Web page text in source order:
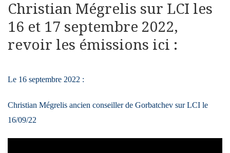
Christian Mégrelis sur LCI les
16 et 17 septembre 2022,
revoir les émissions ici :
Le 16 septembre 2022 :
Christian Mégrelis ancien conseiller de Gorbatchev sur LCI le
16/09/22